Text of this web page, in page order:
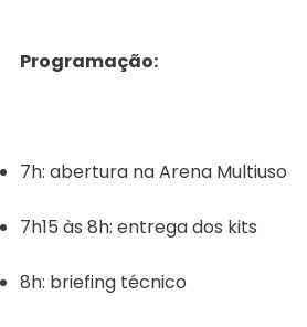
Programação:
7h: abertura na Arena Multiuso
7h15 às 8h: entrega dos kits
8h: briefing técnico